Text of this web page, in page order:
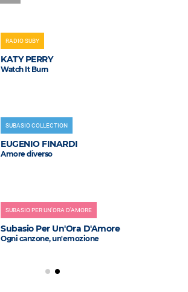
RADIO SUBY
KATY PERRY
Watch It Burn
SUBASIO COLLECTION
EUGENIO FINARDI
Amore diverso
SUBASIO PER UN'ORA D'AMORE
Subasio Per Un'Ora D'Amore
Ogni canzone, un'emozione